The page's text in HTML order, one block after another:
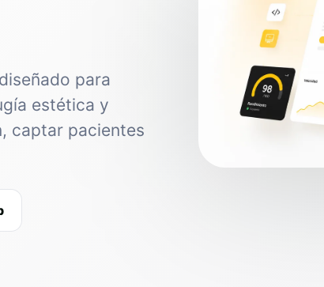
para
estética y
captar pacientes